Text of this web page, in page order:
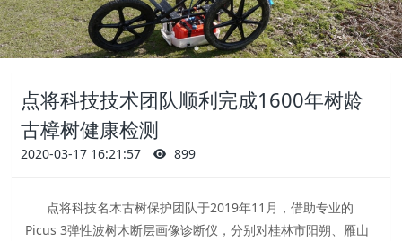
点将科技技术团队顺利完成1600年树龄
古樟树健康检测
2020-03-17 16:21:57 899
点将科技名木古树保护团队于2019年11月，借助专业的
Picus 3弹性波树木断层画像诊断仪，分别对桂林市阳朔、雁山